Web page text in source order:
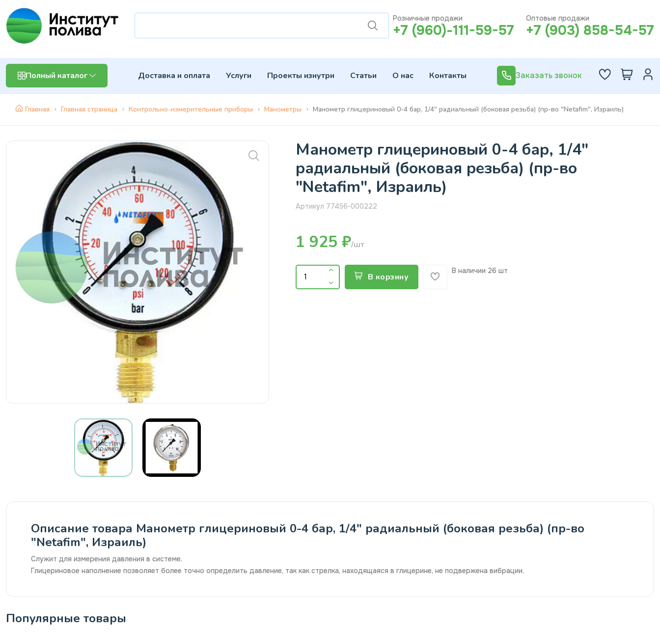
Розничные продажи
+7 (960)-111-59-57
Оптовые продажи
+7 (903) 858-54-57
Полный каталог Доставка и оплата Услуги Проекты изнутри Статьи О нас Контакты Заказать звонок
Главная Главная страница Контрольно-измерительные приборы Манометры Манометр глицериновый 0-4 бар, 1/4" радиальный (боковая резьба) (пр-во "Netafim", Израиль)
Манометр глицериновый 0-4 бар, 1/4"
радиальный (боковая резьба) (пр-во
"Netafim", Израиль)
Артикул 77456-000222
1 925 ₽/шт
В корзину
В наличии 26 шт
Описание товара Манометр глицериновый 0-4 бар, 1/4" радиальный (боковая резьба) (пр-во
"Netafim", Израиль)
Служит для измерения давления в системе.
Глицериновое наполнение позволяет более точно определить давление, так как стрелка, находящаяся в глицерине, не подвержена вибрации.
Популярные товары